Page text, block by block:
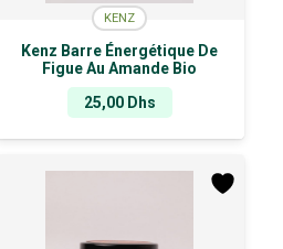
KENZ
Kenz Barre Énergétique De
Figue Au Amande Bio
25,00 Dhs